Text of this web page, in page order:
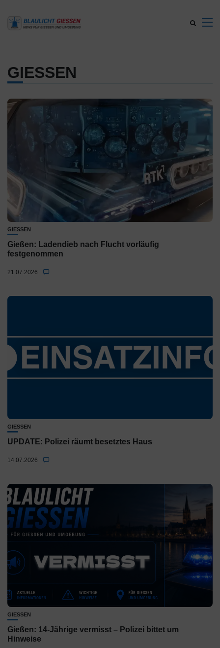
GIESSEN
GIESSEN
Gießen: Ladendieb nach Flucht vorläufig
festgenommen
21.07.2026
GIESSEN
UPDATE: Polizei räumt besetztes Haus
14.07.2026
GIESSEN
Gießen: 14-Jährige vermisst – Polizei bittet um
Hinweise